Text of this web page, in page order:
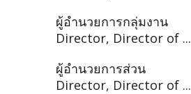
ผู้อำนวยการกลุ่มงาน
Director, Director of ...
ผู้อำนวยการส่วน
Director, Director of ...